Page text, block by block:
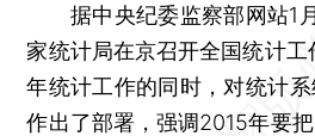
据中央纪委监察部网站1
家统计局在京召开全国统计
年统计工作的同时，对统计
作出了部署，强调2015年要